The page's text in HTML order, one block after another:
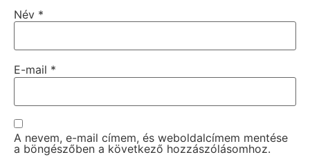
Név *
E-mail *
A nevem, e-mail címem, és weboldalcímem mentése
a böngészőben a következő hozzászólásomhoz.